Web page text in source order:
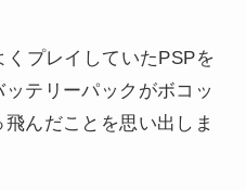
プレイしていたPSPを
テリーパックがボコッ
んだことを思い出しま